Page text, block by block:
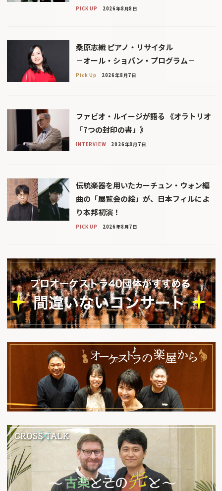
PICK UP 2026年8月8日
桑原志織 ピアノ・リサイタル
－オール・ショパン・プログラム－
Pick Up 2026年8月7日
ファビオ・ルイージが語る 《オラトリオ
「7つの封印の書」》
INTERVIEW 2026年8月7日
伝統楽器を用いたカーチュン・ウォン編
曲の「展覧会の絵」が、日本フィルによ
り本邦初演！
PICK UP 2026年8月7日